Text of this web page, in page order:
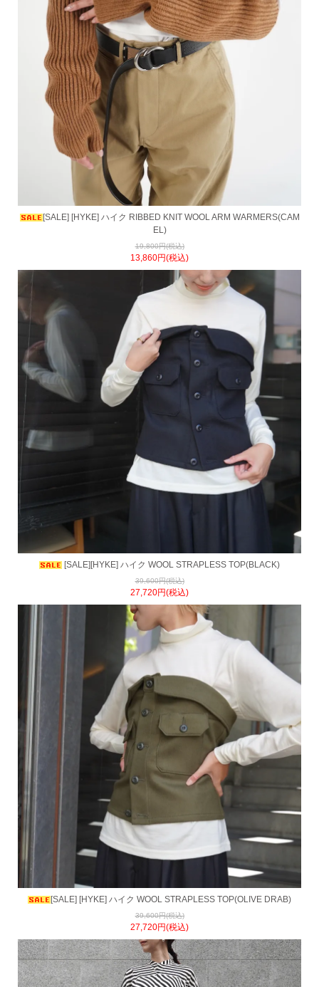
[SALE] [HYKE] ハイク RIBBED KNIT WOOL ARM WARMERS(CAM
EL)
19,800円(税込)
13,860円(税込)
[SALE][HYKE] ハイク WOOL STRAPLESS TOP(BLACK)
39,600円(税込)
27,720円(税込)
[SALE] [HYKE] ハイク WOOL STRAPLESS TOP(OLIVE DRAB)
39,600円(税込)
27,720円(税込)